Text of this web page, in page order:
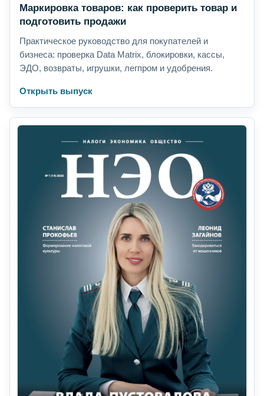
Маркировка товаров: как проверить товар и
подготовить продажи
Практическое руководство для покупателей и
бизнеса: проверка Data Matrix, блокировки, кассы,
ЭДО, возвраты, игрушки, легпром и удобрения.
Открыть выпуск